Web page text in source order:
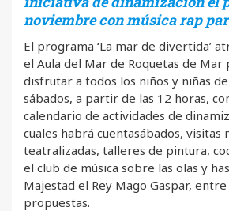
noviembre con música rap
El programa ‘La mar de divertida’
el Aula del Mar de Roquetas de Mar
disfrutar a todos los niños y niñas
sábados, a partir de las 12 horas,
calendario de actividades de
cuales habrá cuentasábados, visitas
teatralizadas, talleres de pintura,
el club de música sobre las olas y
Majestad el Rey Mago Gaspar,
propuestas.